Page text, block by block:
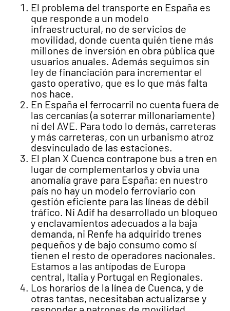
El problema del transporte en España es
que responde a un modelo
infraestructural, no de servicios de
movilidad, donde cuenta quién tiene más
millones de inversión en obra pública que
usuarios anuales. Además seguimos sin
ley de financiación para incrementar el
gasto operativo, que es lo que más falta
nos hace.
En España el ferrocarril no cuenta fuera de
las cercanías (a soterrar millonariamente)
ni del AVE. Para todo lo demás, carreteras
y más carreteras, con un urbanismo atroz
desvinculado de las estaciones.
El plan X Cuenca contrapone bus a tren en
lugar de complementarlos y obvia una
anomalía grave para España; en nuestro
país no hay un modelo ferroviario con
gestión eficiente para las líneas de débil
tráfico. Ni Adif ha desarrollado un bloqueo
y enclavamientos adecuados a la baja
demanda, ni Renfe ha adquirido trenes
pequeños y de bajo consumo como sí
tienen el resto de operadores nacionales.
Estamos a las antípodas de Europa
central, Italia y Portugal en Regionales.
Los horarios de la línea de Cuenca, y de
otras tantas, necesitaban actualizarse y